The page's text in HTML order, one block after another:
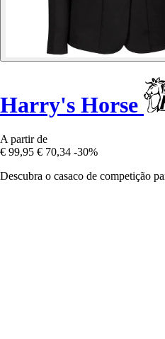
Harry's Horse
A partir de
€ 99,95 € 70,34 -30%
Descubra o casaco de competição